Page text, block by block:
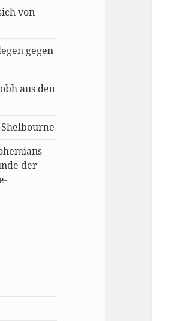
von
gegen
aus den
der